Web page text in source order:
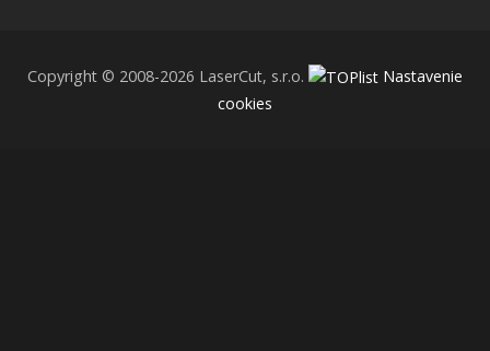
Copyright © 2008-2026 LaserCut, s.r.o.
Nastavenie
cookies